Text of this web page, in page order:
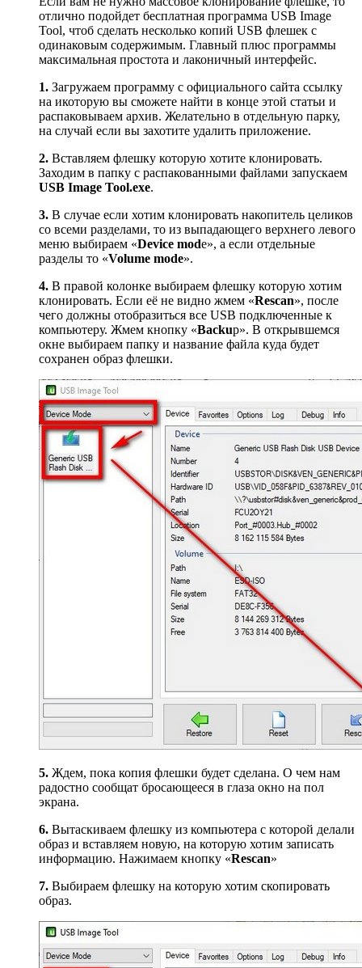
отлично подойдет бесплатная программа USB Image
Tool, чтоб сделать несколько копий USB флешек с
одинаковым содержимым. Главный плюс программы
максимальная простота и лаконичный интерфейс.
1. Загружаем программу с официального сайта ссылку
на икоторую вы сможете найти в конце этой статьи и
распаковываем архив. Желательно в отдельную парку,
на случай если вы захотите удалить приложение.
2. Вставляем флешку которую хотите клонировать.
Заходим в папку с распакованными файлами запускаем
USB Image Tool.exe.
3. В случае если хотим клонировать накопитель целиков
со всеми разделами, то из выпадающего верхнего левого
меню выбираем «Device mode», а если отдельные
разделы то «Volume mode».
4. В правой колонке выбираем флешку которую хотим
клонировать. Если её не видно жмем «Rescan», после
чего должны отобразиться все USB подключенные к
компьютеру. Жмем кнопку «Backup». В открывшемся
окне выбираем папку и название файла куда будет
сохранен образ флешки.
5. Ждем, пока копия флешки будет сделана. О чем нам
радостно сообщат бросающееся в глаза окно на пол
экрана.
6. Вытаскиваем флешку из компьютера с которой делали
образ и вставляем новую, на которую хотим записать
информацию. Нажимаем кнопку «Rescan»
7. Выбираем флешку на которую хотим скопировать
образ.